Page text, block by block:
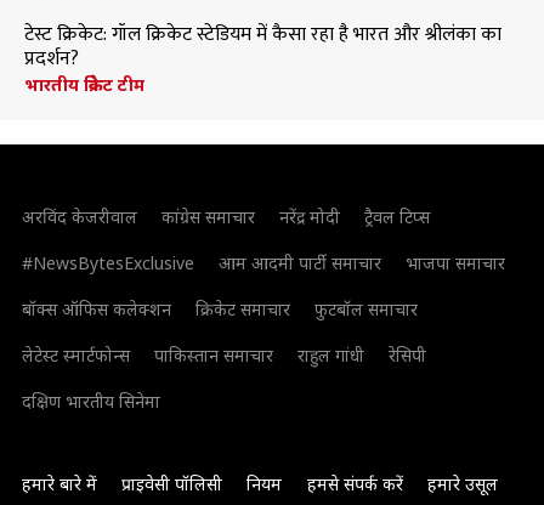
टेस्ट क्रिकेट: गॉल क्रिकेट स्टेडियम में कैसा रहा है भारत और श्रीलंका का
प्रदर्शन?
भारतीय क्रिकेट टीम
अरविंद केजरीवाल कांग्रेस समाचार नरेंद्र मोदी
ट्रैवल टिप्स
#NewsBytesExclusive
आम आदमी पार्टी समाचार
भाजपा समाचार
बॉक्स ऑफिस कलेक्शन
क्रिकेट समाचार
फुटबॉल समाचार
लेटेस्ट स्मार्टफोन्स
पाकिस्तान समाचार राहुल गांधी
रेसिपी
दक्षिण भारतीय सिनेमा
हमारे बारे में प्राइवेसी पॉलिसी नियम हमसे संपर्क करें हमारे उसूल